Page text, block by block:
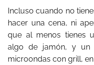
Incluso cuando no
hacer una cena, ni
que al menos tienes
algo de jamón, y un
microondas con grill,